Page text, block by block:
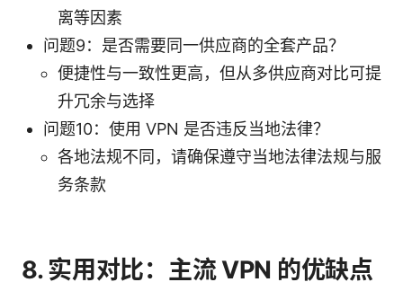
离等因素
问题9：是否需要同一供应商的全套产品？
便捷性与一致性更高，但从多供应商对比可提
升冗余与选择
问题10：使用 VPN 是否违反当地法律？
各地法规不同，请确保遵守当地法律法规与服
务条款
8. 实用对比：主流 VPN 的优缺点